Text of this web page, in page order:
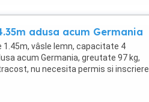
adusa acum Germania
1.45m, vâsle lemn, capacitate 4
acum Germania, greutate 97 kg,
nu necesita permis si inscriere